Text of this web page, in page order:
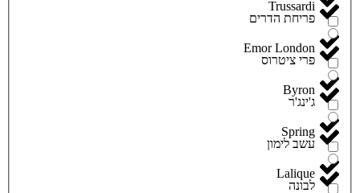
Trussardi
Emor London
Byron
Spring
Lalique
פריחת הדרים
פרי ציטרוס
ג'ינג'ר
עשב לימון
לבונה